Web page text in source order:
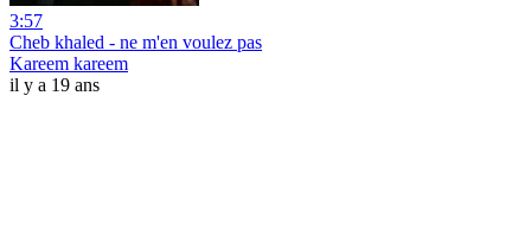
3:57
Cheb khaled - ne m'en voulez pas
Kareem kareem
il y a 19 ans